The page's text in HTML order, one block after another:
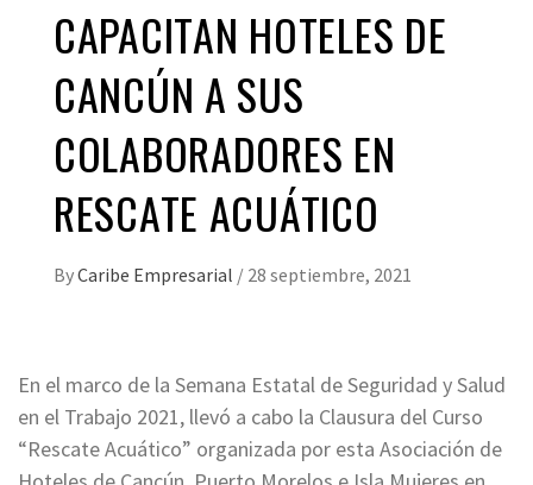
CAPACITAN HOTELES DE
CANCÚN A SUS
COLABORADORES EN
RESCATE ACUÁTICO
ByCaribe Empresarial / 28 septiembre, 2021
En el marco de la Semana Estatal de Seguridad y Salud
en el Trabajo 2021, llevó a cabo la Clausura del Curso
“Rescate Acuático” organizada por esta Asociación de